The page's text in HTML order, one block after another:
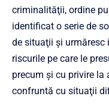
criminalităţii, ordine
identificat o serie de
de situaţii şi urmăresc
riscurile pe care le
precum şi cu privire la
confruntă cu situaţii